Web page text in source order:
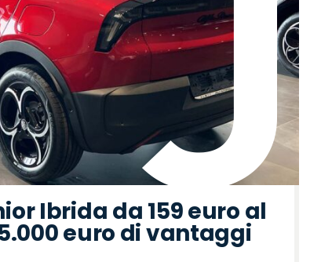
Ibrida da 159 euro al
5.000 euro di vantaggi